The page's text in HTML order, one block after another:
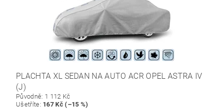
PLACHTA XL SEDAN NA AUTO ACR OPEL ASTRA IV
(J)
Původně: 1 112 Kč
Ušetříte: 167 Kč (–15 %)